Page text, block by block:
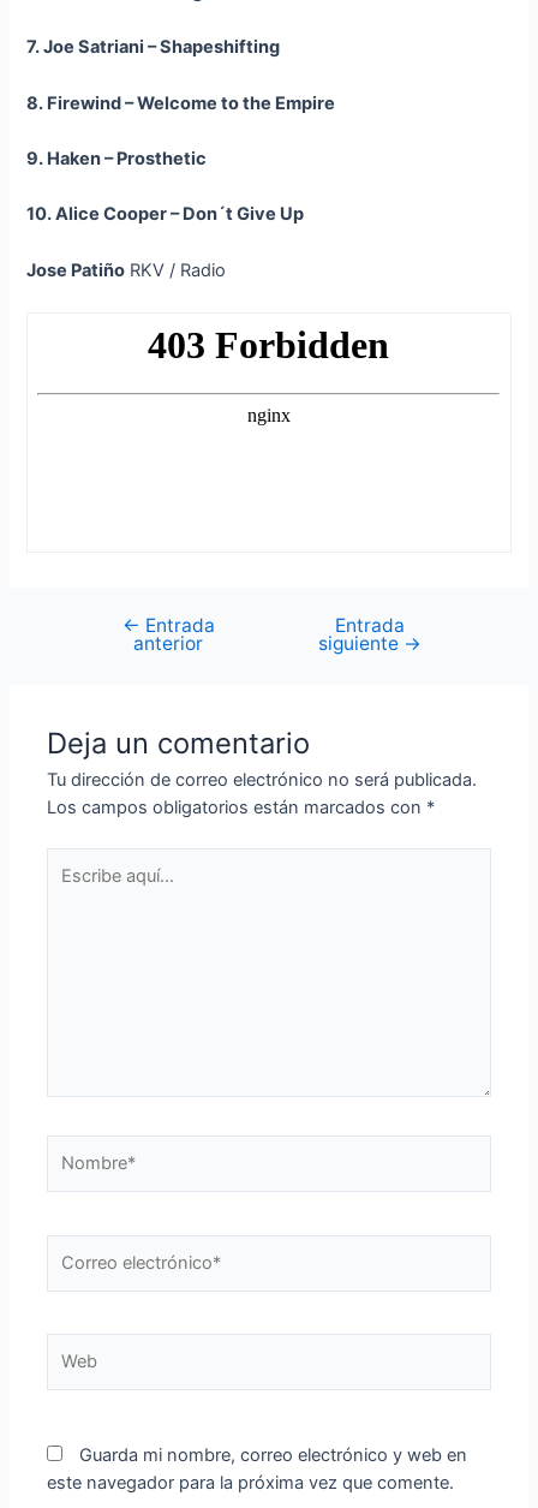
7. Joe Satriani – Shapeshifting
8. Firewind – Welcome to the Empire
9. Haken – Prosthetic
10. Alice Cooper – Don´t Give Up
Jose Patiño RKV / Radio
Navegación
← Entrada
anterior
Entrada
siguiente →
Deja un comentario
Tu dirección de correo electrónico no será publicada.
Los campos obligatorios están marcados con *
aquí...
electrónico*
Guarda mi nombre, correo electrónico y web en
este navegador para la próxima vez que comente.